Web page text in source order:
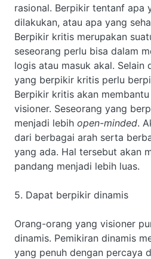
rasional. Berpikir tentanf apa
dilakukan, atau apa yang
Berpikir kritis merupakan
seseorang perlu bisa dalam
logis atau masuk akal. Selain
yang berpikir kritis perlu
Berpikir kritis akan
visioner. Seseorang yang
menjadi lebih open-minded.
dari berbagai arah serta
yang ada. Hal tersebut akan
pandang menjadi lebih luas.
5. Dapat berpikir dinamis
Orang-orang yang visioner
dinamis. Pemikiran dinamis
yang penuh dengan percaya